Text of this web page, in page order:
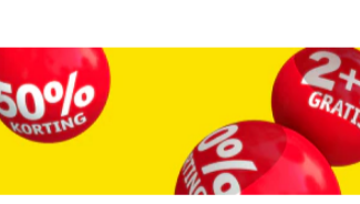
baby?
Je leest hier alles over een
. Ook voor andere leeftijden hebben we
volledige overzicht van babyvoedingsschema’s